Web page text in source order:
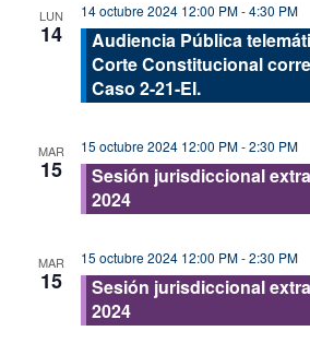
LUN
14
14 octubre 2024 12:00 PM-4:30 PM
Audiencia Pública
Corte Constitucional
Caso 2-21-EI.
MAR
15
15 octubre 2024 12:00 PM-2:30 PM
Sesión jurisdiccional
2024
MAR
15
15 octubre 2024 12:00 PM-2:30 PM
Sesión jurisdiccional
2024